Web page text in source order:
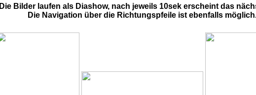
Die Bilder laufen als Diashow, nach jeweils 10sek erscheint das
Die Navigation über die Richtungspfeile ist ebenfalls